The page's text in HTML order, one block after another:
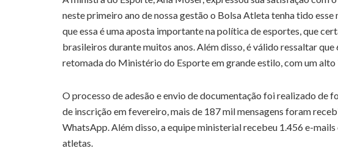
neste primeiro ano de nossa gestão o Bolsa Atleta tenha tido
que essa é uma aposta importante na política de esportes, que
brasileiros durante muitos anos. Além disso, é válido ressaltar que
retomada do Ministério do Esporte em grande estilo, com um
O processo de adesão e envio de documentação foi realizado de
de inscrição em fevereiro, mais de 187 mil mensagens foram
WhatsApp. Além disso, a equipe ministerial recebeu 1.456 e-mails
atletas.